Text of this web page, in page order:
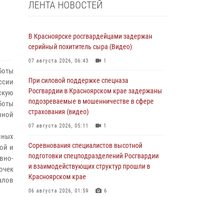
и
ЛЕНТА НОВОСТЕЙ
В Красноярске росгвардейцами задержан
серийный похититель сыра (Видео)
07 августа 2026, 06:43 1
При силовой поддержке спецназа
Росгвардии в Красноярском крае задержаны
подозреваемые в мошенничестве в сфере
страхования (видео)
07 августа 2026, 05:11 1
Соревнования специалистов высотной
подготовки спецподразделений Росгвардии
и взаимодействующих структур прошли в
Красноярском крае
06 августа 2026, 01:59 6